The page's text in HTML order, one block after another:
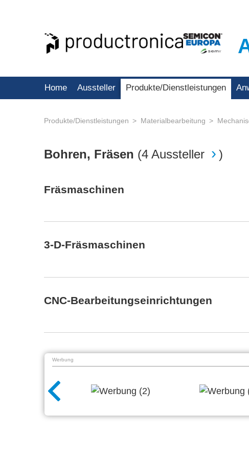
Home Aussteller Produkte/Dienstleistungen
Produkte/Dienstleistungen Materialbearbeitung
Bohren, Fräsen (4 Aussteller )
Fräsmaschinen
3-D-Fräsmaschinen
CNC-Bearbeitungseinrichtungen
Werbung